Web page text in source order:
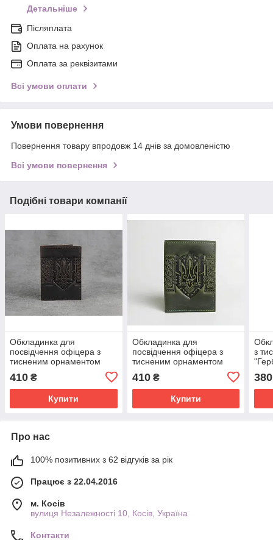
Детальніше
Післяплата
Оплата на рахунок
Оплата за реквізитами
Всі умови оплати
Умови повернення
Повернення товару впродовж 14 днів за домовленістю
Всі умови повернення
Подібні товари компанії
Обкладинка для
посвідчення офіцера з
тисненим орнаментом
"Герб", натуральна шкіра,
коричневого кольору,
12х8,5 см
410 ₴
Купити
Обкладинка для
посвідчення офіцера з
тисненим орнаментом
"Герб", натуральна шкіра,
оливкового кольору,
12х8,5 см
410₴
Купити
з
380
Про нас
100% позитивних з 62 відгуків за рік
Працює з 22.04.2016
м. Косів
вулиця Незалежності 10, Косів, Україна
Контакти